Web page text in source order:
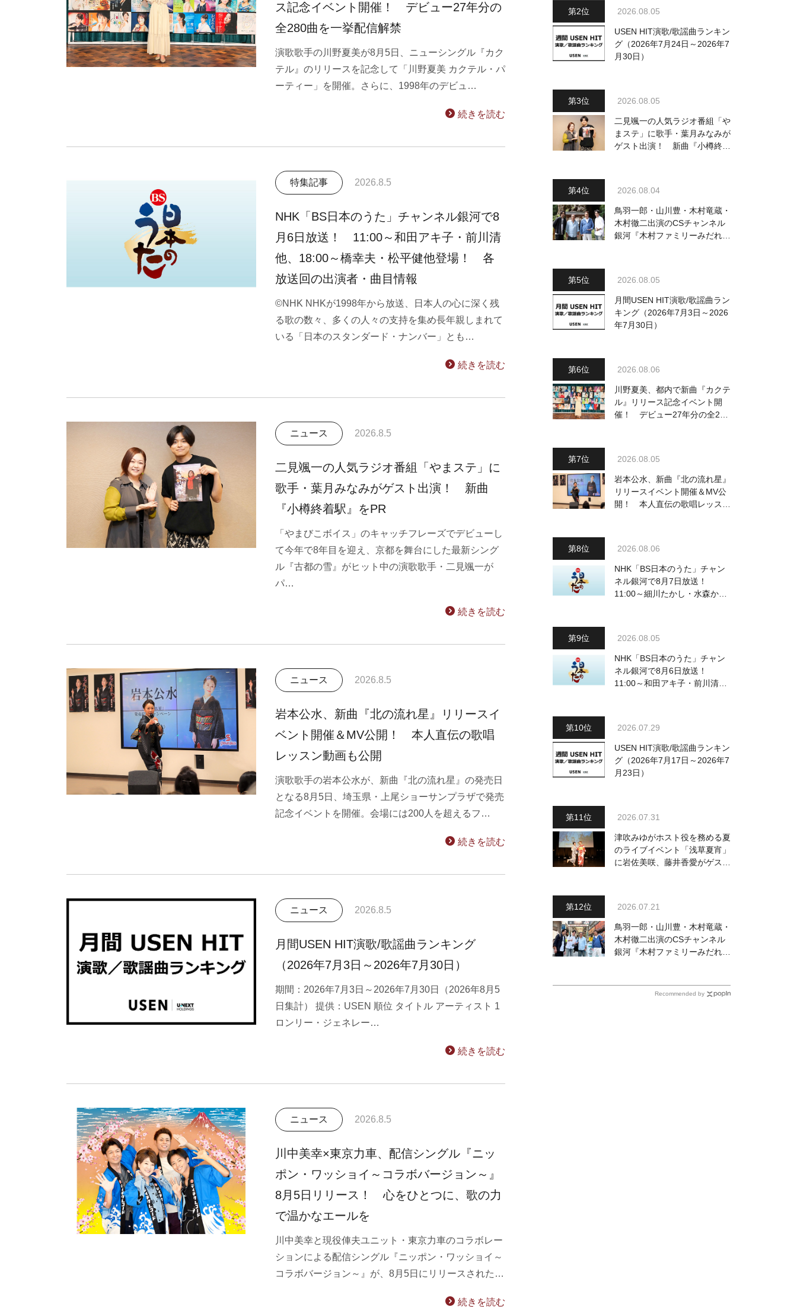
ス記念イベント開催！ デビュー27年分の
全280曲を一挙配信解禁
演歌歌手の川野夏美が8月5日、ニューシングル『カク
テル』のリリースを記念して「川野夏美 カクテル・パ
ーティー」を開催。さらに、1998年のデビュ…
続きを読む
特集記事 2026.8.5
NHK「BS日本のうた」チャンネル銀河で8
月6日放送！ 11:00～和田アキ子・前川清
他、18:00～橋幸夫・松平健他登場！ 各
放送回の出演者・曲目情報
©NHK NHKが1998年から放送、日本人の心に深く残
る歌の数々、多くの人々の支持を集め長年親しまれて
いる「日本のスタンダード・ナンバー」とも…
続きを読む
ニュース 2026.8.5
二見颯一の人気ラジオ番組「やまステ」に
歌手・葉月みなみがゲスト出演！ 新曲
『小樽終着駅』をPR
「やまびこボイス」のキャッチフレーズでデビューし
て今年で8年目を迎え、京都を舞台にした最新シング
ル『古都の雪』がヒット中の演歌歌手・二見颯一が
パ…
続きを読む
ニュース 2026.8.5
岩本公水、新曲『北の流れ星』リリースイ
ベント開催＆MV公開！ 本人直伝の歌唱
レッスン動画も公開
演歌歌手の岩本公水が、新曲『北の流れ星』の発売日
となる8月5日、埼玉県・上尾ショーサンプラザで発売
記念イベントを開催。会場には200人を超えるフ…
続きを読む
ニュース 2026.8.5
月間USEN HIT演歌/歌謡曲ランキング
（2026年7月3日～2026年7月30日）
期間：2026年7月3日～2026年7月30日（2026年8月5
日集計） 提供：USEN 順位 タイトル アーティスト 1
ロンリー・ジェネレー…
続きを読む
ニュース 2026.8.5
川中美幸×東京力車、配信シングル『ニッ
ポン・ワッショイ～コラボバージョン～』
8月5日リリース！ 心をひとつに、歌の力
で温かなエールを
川中美幸と現役俥夫ユニット・東京力車のコラボレー
ションによる配信シングル『ニッポン・ワッショイ～
コラボバージョン～』が、8月5日にリリースされた…
続きを読む
2026.08.05
USEN HIT演歌/歌謡曲ランキン
グ（2026年7月24日～2026年7
月30日）
2026.08.05
二見颯一の人気ラジオ番組「や
まステ」に歌手・葉月みなみが
ゲスト出演！ 新曲『小樽終着
2026.08.04
鳥羽一郎・山川豊・木村竜蔵・
木村徹二出演のCSチャンネル
銀河『木村ファミリーみだれ旅
2026.08.05
月間USEN HIT演歌/歌謡曲ラン
キング（2026年7月3日～2026
年7月30日）
2026.08.06
川野夏美、都内で新曲『カクテ
ル』リリース記念イベント開
催！ デビュー27年分の全280
2026.08.05
岩本公水、新曲『北の流れ星』
リリースイベント開催＆MV公
開！ 本人直伝の歌唱レッスン
2026.08.06
NHK「BS日本のうた」チャン
ネル銀河で8月7日放送！
11:00～細川たかし・水森かお
2026.08.05
NHK「BS日本のうた」チャン
ネル銀河で8月6日放送！
11:00～和田アキ子・前川清
2026.07.29
USEN HIT演歌/歌謡曲ランキン
グ（2026年7月17日～2026年7
月23日）
2026.07.31
津吹みゆがホスト役を務める夏
のライブイベント「浅草夏宵」
に岩佐美咲、藤井香愛がゲスト
2026.07.21
鳥羽一郎・山川豊・木村竜蔵・
木村徹二出演のCSチャンネル
銀河『木村ファミリーみだれ旅
Recommended by